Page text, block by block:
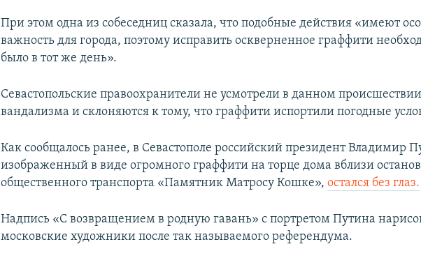
При этом одна из собеседниц сказала, что подобные действия «имеют
важность для города, поэтому исправить оскверненное граффити
было в тот же день».
Севастопольские правоохранители не усмотрели в данном
вандализма и склоняются к тому, что граффити испортили погодные
Как сообщалось ранее, в Севастополе российский президент Владимир
изображенный в виде огромного граффити на торце дома вблизи
общественного транспорта «Памятник Матросу Кошке»,остался без глаз.
Надпись «С возвращением в родную гавань» с портретом Путина
московские художники после так называемого референдума.